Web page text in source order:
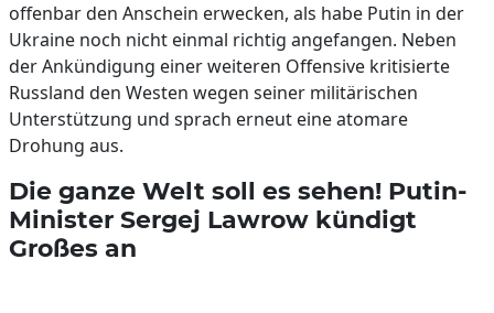
offenbar den Anschein erwecken, als habe Putin in der
Ukraine noch nicht einmal richtig angefangen. Neben
der Ankündigung einer weiteren Offensive kritisierte
Russland den Westen wegen seiner militärischen
Unterstützung und sprach erneut eine atomare
Drohung aus.
Die ganze Welt soll es sehen! Putin-
Minister Sergej Lawrow kündigt
Großes an